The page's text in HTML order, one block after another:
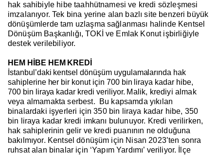
hak sahibiyle hibe taahhütnamesi ve kredi sözleşmesi
imzalanıyor.Tek bina yerine alan bazlı site benzeri büyük
dönüşümlerde tam uzlaşma sağlanması halinde Kentsel
Dönüşüm Başkanlığı, TOKİ ve Emlak Konut işbirliğiyle
destek verilebiliyor.
HEM HİBE HEM KREDİ
İstanbul’daki kentsel dönüşüm uygulamalarında hak
sahiplerine her bir konut için 700 bin liraya kadar hibe,
700 bin liraya kadar kredi veriliyor. Malik, krediyi almak
veya almamakta serbest.
Bu kapsamda yıkılan
binalardaki işyerleri için 350 bin liraya kadar hibe, 350
bin liraya kadar kredi imkanı bulunuyor. Kredi verilirken,
hak sahiplerinin gelir ve kredi puanının ne olduğuna
bakılmıyor. Kentsel dönüşüm için Nisan 2023’ten sonra
ruhsat alan binalar için ‘Yapım Yardımı’ veriliyor.
İlçe